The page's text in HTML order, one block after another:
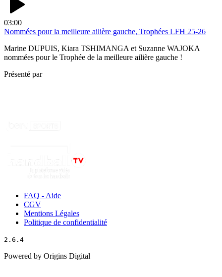
03:00
Nommées pour la meilleure ailière gauche, Trophées LFH 25-26
Marine DUPUIS, Kiara TSHIMANGA et Suzanne WAJOKA
nommées pour le Trophée de la meilleure ailière gauche !
Présenté par
FAQ - Aide
CGV
Mentions Légales
Politique de confidentialité
2.6.4
Powered by Origins Digital